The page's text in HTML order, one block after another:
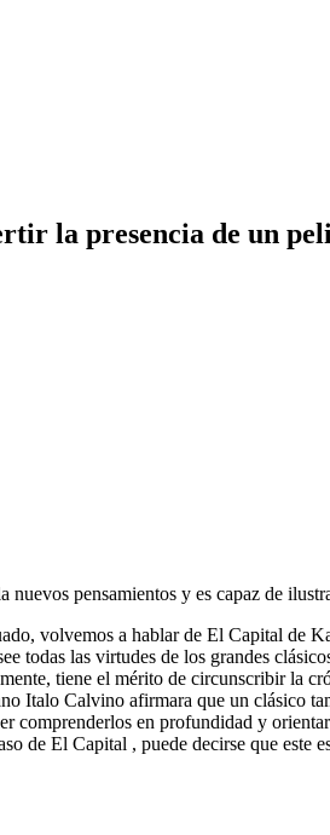
la presencia de un
pensamientos y es capaz de
volvemos a hablar de El Capital de
las virtudes de los grandes
tiene el mérito de circunscribir la
Italo Calvino afirmara que un clásico
comprenderlos en profundidad y
de El Capital , puede decirse que